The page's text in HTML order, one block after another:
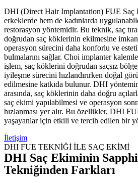
DHI (Direct Hair Implantation) FUE Saç
erkeklerde hem de kadınlarda
restorasyon yöntemidir. Bu teknik, saç
doğrudan saç köklerinin ekilmesine imkan
operasyon sürecini daha konforlu ve
bulmalarını sağlar. Choi implanter
işlem, saç köklerini doğrudan saçsız
iyileşme sürecini hızlandırırken doğal
edilmesine katkıda bulunur. DHI
arasında, saç köklerinin daha doğru
saç ekimi yapılabilmesi ve operasyon
hızlanması yer alır. Bu özellikler, DHI
yaşayanlar için etkili ve tercih edilen bir
İletişim
DHI FUE TEKNİĞİ İLE SAÇ EKİMİ
DHI Saç Ekiminin
Tekniğinden Farkları